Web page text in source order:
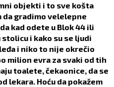
objekti i to sve košta
da gradimo velelepne
kad odete u Blok 44 ili
i kako su se ljudi
i niko to nije okrečio
milion evra za svaki od tih
toalete, čekaonice, da se
lekara. Hoću da pokažem